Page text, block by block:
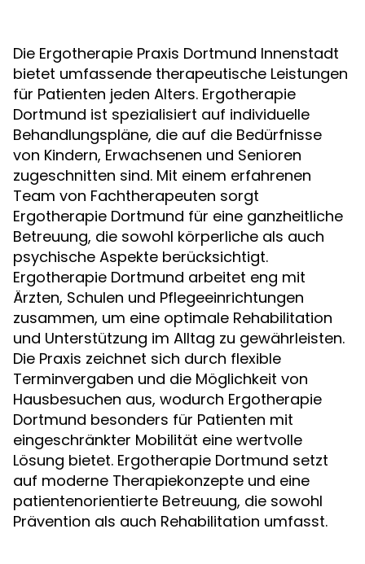
Die Ergotherapie Praxis Dortmund Innenstadt
bietet umfassende therapeutische Leistungen
für Patienten jeden Alters. Ergotherapie
Dortmund ist spezialisiert auf individuelle
Behandlungspläne, die auf die Bedürfnisse
von Kindern, Erwachsenen und Senioren
zugeschnitten sind. Mit einem erfahrenen
Team von Fachtherapeuten sorgt
Ergotherapie Dortmund für eine ganzheitliche
Betreuung, die sowohl körperliche als auch
psychische Aspekte berücksichtigt.
Ergotherapie Dortmund arbeitet eng mit
Ärzten, Schulen und Pflegeeinrichtungen
zusammen, um eine optimale Rehabilitation
und Unterstützung im Alltag zu gewährleisten.
Die Praxis zeichnet sich durch flexible
Terminvergaben und die Möglichkeit von
Hausbesuchen aus, wodurch Ergotherapie
Dortmund besonders für Patienten mit
eingeschränkter Mobilität eine wertvolle
Lösung bietet. Ergotherapie Dortmund setzt
auf moderne Therapiekonzepte und eine
patientenorientierte Betreuung, die sowohl
Prävention als auch Rehabilitation umfasst.